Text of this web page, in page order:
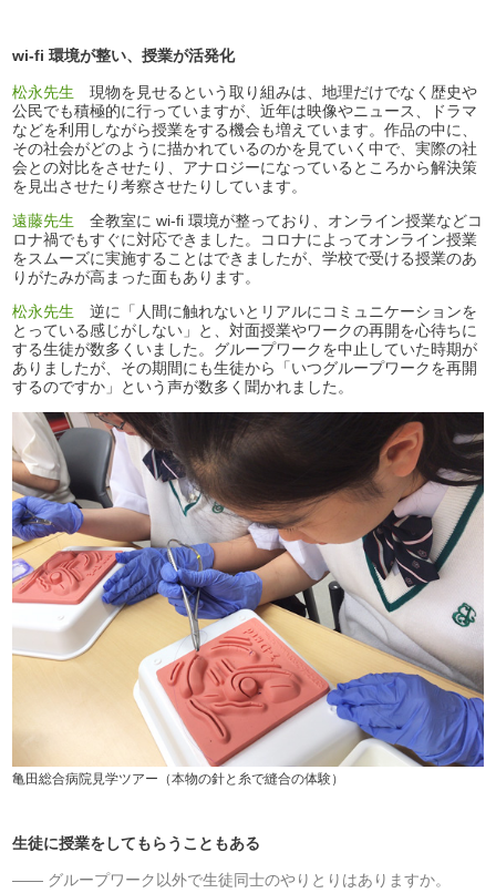
wi-fi 環境が整い、授業が活発化
松永先生 現物を見せるという取り組みは、地理だけでなく歴史や
公民でも積極的に行っていますが、近年は映像やニュース、ドラマ
などを利用しながら授業をする機会も増えています。作品の中に、
その社会がどのように描かれているのかを見ていく中で、実際の社
会との対比をさせたり、アナロジーになっているところから解決策
を見出させたり考察させたりしています。
遠藤先生 全教室に wi-fi 環境が整っており、オンライン授業などコ
ロナ禍でもすぐに対応できました。コロナによってオンライン授業
をスムーズに実施することはできましたが、学校で受ける授業のあ
りがたみが高まった面もあります。
松永先生 逆に「人間に触れないとリアルにコミュニケーションを
とっている感じがしない」と、対面授業やワークの再開を心待ちに
する生徒が数多くいました。グループワークを中止していた時期が
ありましたが、その期間にも生徒から「いつグループワークを再開
するのですか」という声が数多く聞かれました。
亀田総合病院見学ツアー（本物の針と糸で縫合の体験）
生徒に授業をしてもらうこともある
グループワーク以外で生徒同士のやりとりはありますか。